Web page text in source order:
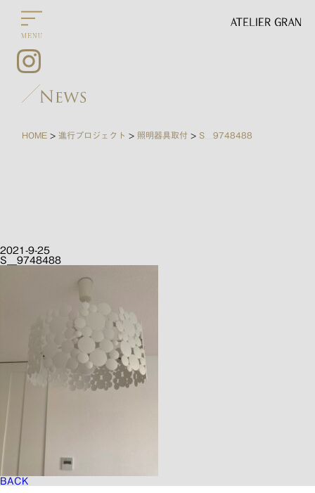
HOME >進行プロジェクト > 照明器具取付 > S__9748488
2021-9-25
S__9748488
BACK